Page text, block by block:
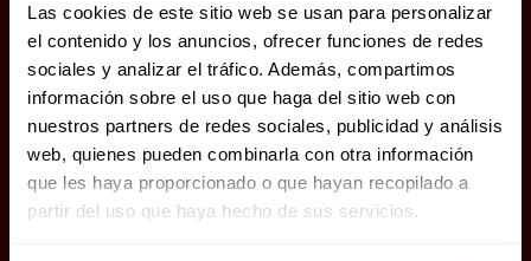
Las cookies de este sitio web se usan para personalizar
el contenido y los anuncios, ofrecer funciones de redes
sociales y analizar el tráfico. Además, compartimos
información sobre el uso que haga del sitio web con
nuestros partners de redes sociales, publicidad y análisis
web, quienes pueden combinarla con otra información
que les haya proporcionado o que hayan recopilado a
partir del uso que haya hecho de sus servicios.
POYECTS IN PROCCESS
GO II: GENERATING OPPORTUNITIES
BORDERS OF SOUTH AMERICA